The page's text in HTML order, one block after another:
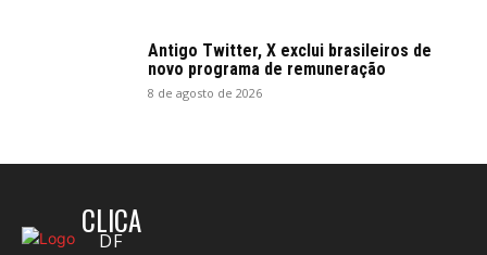
Antigo Twitter, X exclui brasileiros de
novo programa de remuneração
8 de agosto de 2026
CLICA
DF